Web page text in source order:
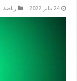
24 يناير 2022 رياضة